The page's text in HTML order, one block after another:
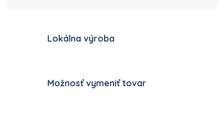
Lokálna výroba
Možnosť vymeniť tovar